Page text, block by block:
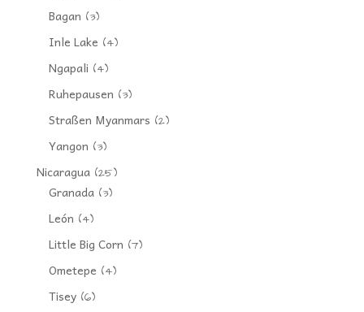
Bagan (3)
Inle Lake (4)
Ngapali (4)
Ruhepausen (3)
Straßen Myanmars (2)
Yangon (3)
Nicaragua(25)
Granada(3)
León (4)
Little Big Corn (7)
Ometepe (4)
Tisey(6)